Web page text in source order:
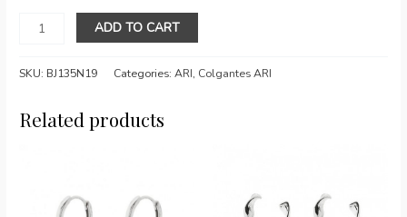
Colgante
cadena
plata
mariposa
ADD TO CART
SKU: BJ135N19 Categories:ARI, Colgantes ARI
Related products